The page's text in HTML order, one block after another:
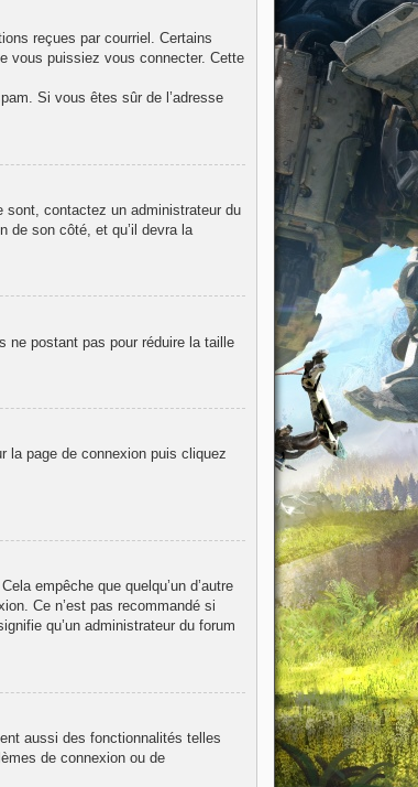
reçues par courriel. Certains
vous puissiez vous connecter. Cette
Si vous êtes sûr de l’adresse
sont, contactez un administrateur du
de son côté, et qu’il devra la
ne postant pas pour réduire la taille
la page de connexion puis cliquez
empêche que quelqu’un d’autre
Ce n’est pas recommandé si
qu’un administrateur du forum
aussi des fonctionnalités telles
de connexion ou de